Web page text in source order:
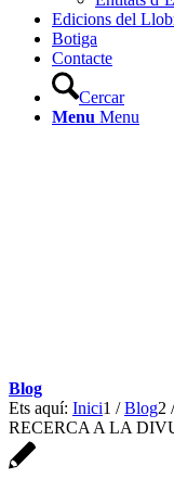
Edicions del
Botiga
Contacte
Cercar
Menu Menu
Blog
Ets aquí: Inici1 / Blog2 /
RECERCA A LA